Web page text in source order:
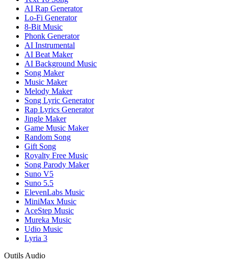
AI Rap Generator
Lo-Fi Generator
8-Bit Music
Phonk Generator
AI Instrumental
AI Beat Maker
AI Background Music
Song Maker
Music Maker
Melody Maker
Song Lyric Generator
Rap Lyrics Generator
Jingle Maker
Game Music Maker
Random Song
Gift Song
Royalty Free Music
Song Parody Maker
Suno V5
Suno 5.5
ElevenLabs Music
MiniMax Music
AceStep Music
Mureka Music
Udio Music
Lyria 3
Outils Audio